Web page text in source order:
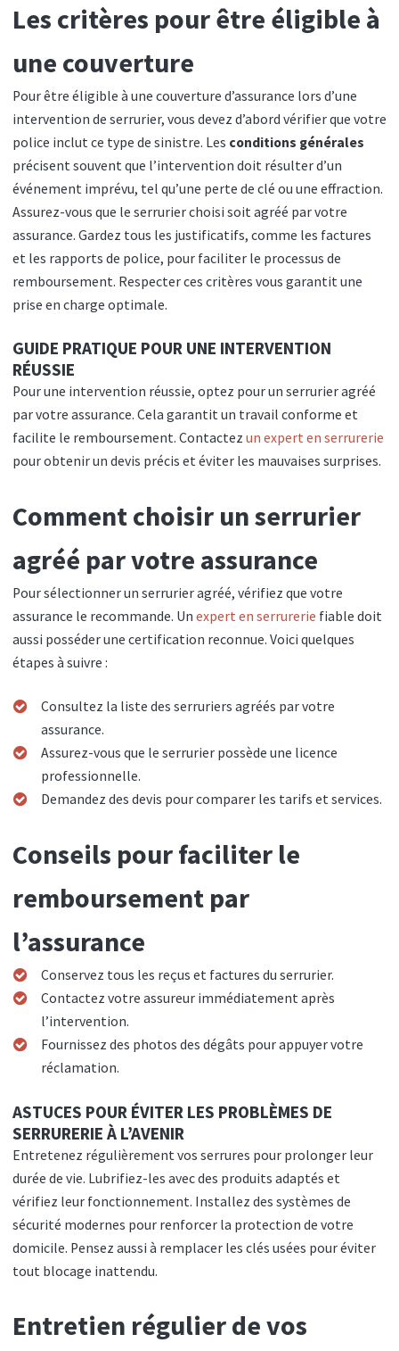
Les critères pour être éligible à
une couverture
Pour être éligible à une couverture d’assurance lors d’une
intervention de serrurier, vous devez d’abord vérifier que votre
police inclut ce type de sinistre. Les conditions générales
précisent souvent que l’intervention doit résulter d’un
événement imprévu, tel qu’une perte de clé ou une effraction.
Assurez-vous que le serrurier choisi soit agréé par votre
assurance. Gardez tous les justificatifs, comme les factures
et les rapports de police, pour faciliter le processus de
remboursement. Respecter ces critères vous garantit une
prise en charge optimale.
GUIDE PRATIQUE POUR UNE INTERVENTION
RÉUSSIE
Pour une intervention réussie, optez pour un serrurier agréé
par votre assurance. Cela garantit un travail conforme et
facilite le remboursement. Contactez un expert en serrurerie
pour obtenir un devis précis et éviter les mauvaises surprises.
Comment choisir un serrurier
agréé par votre assurance
Pour sélectionner un serrurier agréé, vérifiez que votre
assurance le recommande. Un expert en serrurerie fiable doit
aussi posséder une certification reconnue. Voici quelques
étapes à suivre :
Consultez la liste des serruriers agréés par votre
assurance.
Assurez-vous que le serrurier possède une licence
professionnelle.
Demandez des devis pour comparer les tarifs et services.
Conseils pour faciliter le
remboursement par
l’assurance
Conservez tous les reçus et factures du serrurier.
Contactez votre assureur immédiatement après
l’intervention.
Fournissez des photos des dégâts pour appuyer votre
réclamation.
ASTUCES POUR ÉVITER LES PROBLÈMES DE
SERRURERIE À L’AVENIR
Entretenez régulièrement vos serrures pour prolonger leur
durée de vie. Lubrifiez-les avec des produits adaptés et
vérifiez leur fonctionnement. Installez des systèmes de
sécurité modernes pour renforcer la protection de votre
domicile. Pensez aussi à remplacer les clés usées pour éviter
tout blocage inattendu.
Entretien régulier de vos